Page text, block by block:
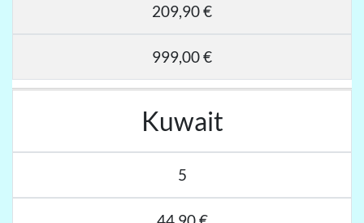
209,90 €
999,00 €
Kuwait
5